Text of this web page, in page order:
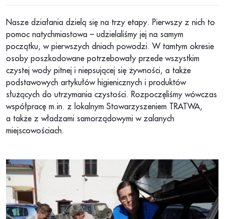
Nasze działania dzielą się na trzy etapy. Pierwszy z nich to
pomoc natychmiastowa – udzielaliśmy jej na samym
początku, w pierwszych dniach powodzi. W tamtym okresie
osoby poszkodowane potrzebowały przede wszystkim
czystej wody pitnej i niepsującej się żywności, a także
podstawowych artykułów higienicznych i produktów
służących do utrzymania czystości. Rozpoczęliśmy wówczas
współpracę m.in. z lokalnym Stowarzyszeniem TRATWA,
a także z władzami samorządowymi w zalanych
miejscowościach.